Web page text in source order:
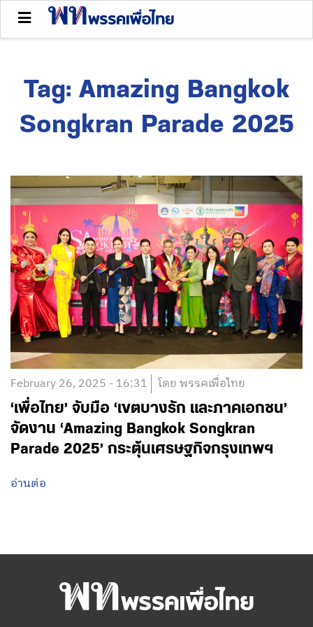
Tag: Amazing Bangkok
Songkran Parade 2025
February 26, 2025 - 16:31 โดย พรรคเพื่อไทย
‘เพื่อไทย’ จับมือ ‘เขตบางรัก และภาคเอกชน’
จัดงาน ‘Amazing Bangkok Songkran
Parade 2025’ กระตุ้นเศรษฐกิจกรุงเทพฯ
อ่านต่อ